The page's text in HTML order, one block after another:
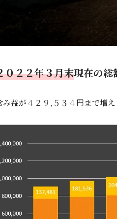
０２２年３月末現在の総
み益が４２９,５３４円まで増え